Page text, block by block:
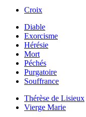
Croix
Diable
Exorcisme
Hérésie
Mort
Péchés
Purgatoire
Souffrance
Thérèse de Lisieux
Vierge Marie